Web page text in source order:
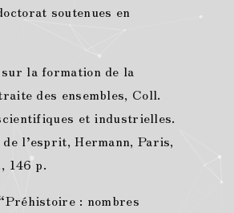
soutenues en
la formation de la
des ensembles, Coll.
et industrielles.
l’esprit, Hermann, Paris,
146 p.
: nombres